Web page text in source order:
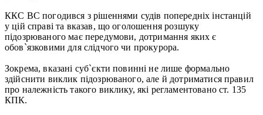
ККС ВС погодився з рішеннями судів попередніх інстанцій
у цій справі та вказав, що оголошення розшуку
підозрюваного має передумови, дотримання яких є
обов`язковими для слідчого чи прокурора.
Зокрема, вказані суб`єкти повинні не лише формально
здійснити виклик підозрюваного, але й дотриматися правил
про належність такого виклику, які регламентовано ст. 135
КПК.